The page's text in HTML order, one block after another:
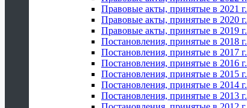
Правовые акты, принятые в 2021 г.
Правовые акты, принятые в 2020 г.
Правовые акты, принятые в 2019 г.
Постановления, принятые в 2018 г.
Постановления, принятые в 2017 г.
Постановления, принятые в 2016 г.
Постановления, принятые в 2015 г.
Постановления, принятые в 2014 г.
Постановления, принятые в 2013 г.